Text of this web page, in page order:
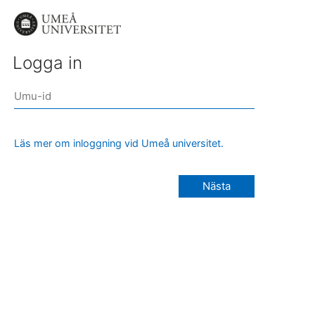
Logga in
Läs mer om inloggning vid Umeå universitet.
Nästa